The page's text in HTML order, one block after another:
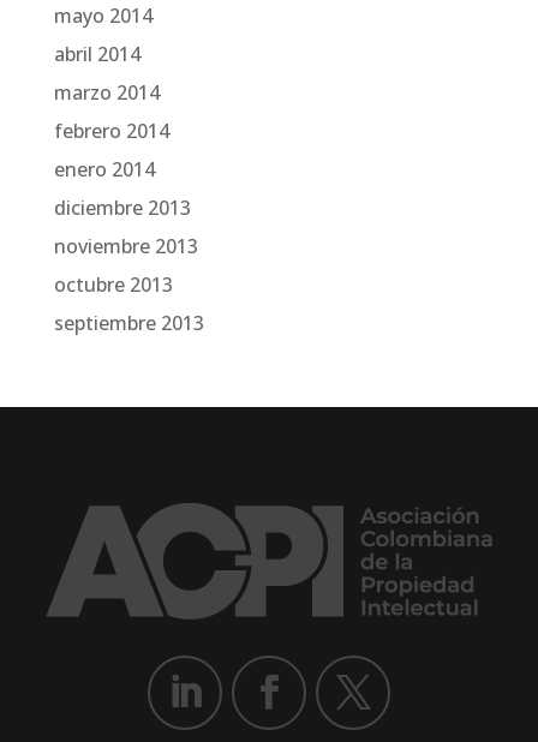
mayo 2014
abril 2014
marzo 2014
febrero 2014
enero 2014
diciembre 2013
noviembre 2013
octubre 2013
septiembre 2013